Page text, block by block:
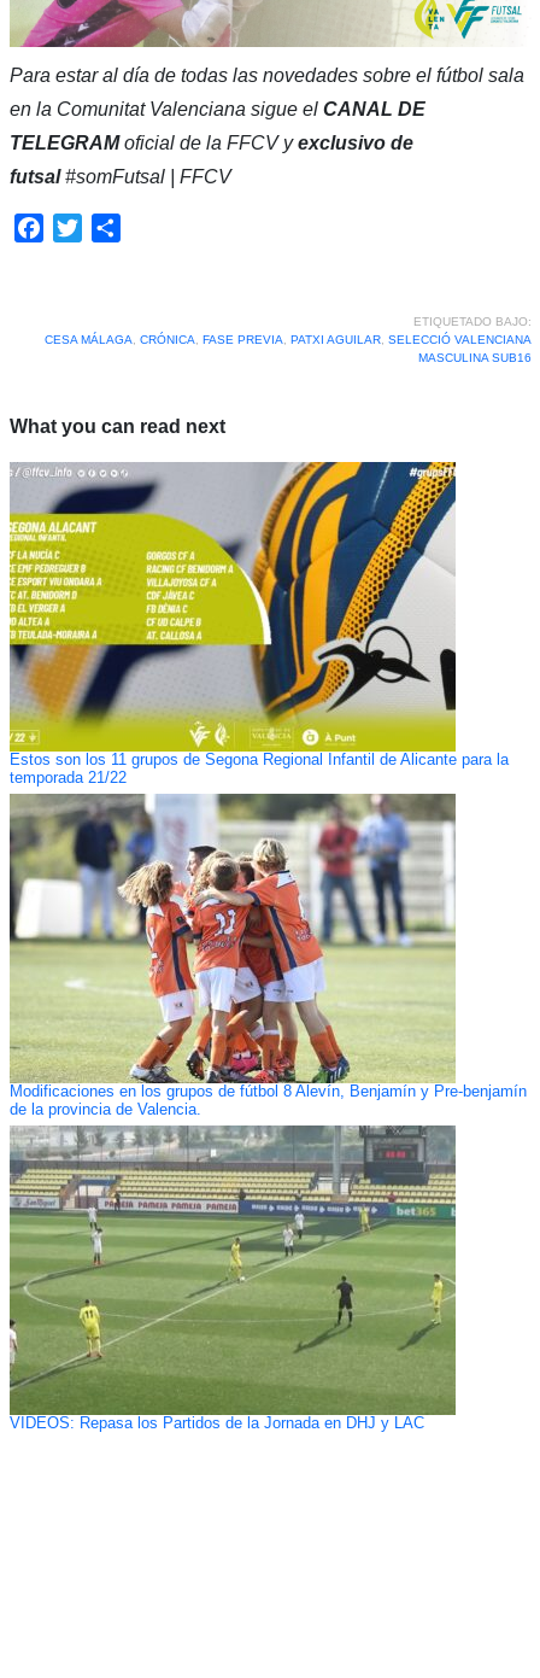
Para estar al día de todas las novedades sobre el fútbol sala
en la Comunitat Valenciana sigue el CANAL DE
TELEGRAMoficial de la FFCV yexclusivo de
futsal#somFutsal | FFCV
Facebook
Twitter
ETIQUETADO BAJO:
CESA MÁLAGA
CRÓNICA FASE PREVIA PATXI AGUILAR, SELECCIÓ VALENCIANA
MASCULINA SUB16
What you can read next
Estos son los 11 grupos de Segona Regional Infantil de Alicante para la
temporada 21/22
Modificaciones en los grupos de fútbol 8 Alevín, Benjamín y Pre-benjamín
de la provincia de Valencia.
VIDEOS: Repasa los Partidos de la Jornada en DHJ y LAC